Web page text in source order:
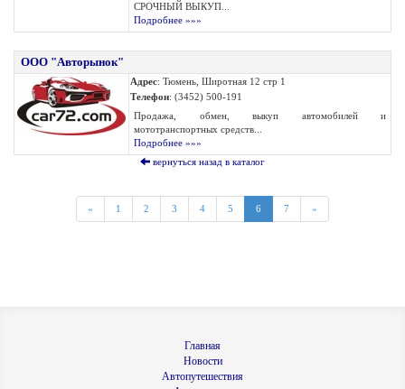
СРОЧНЫЙ ВЫКУП...
Подробнее »»»
ООО "Авторынок"
Адрес: Тюмень, Широтная 12 стр 1
Телефон: (3452) 500-191
Продажа, обмен, выкуп автомобилей и
мототранспортных средств...
Подробнее »»»
вернуться назад в каталог
« 1 2 3 4 5 6 7 »
Главная
Новости
Автопутешествия